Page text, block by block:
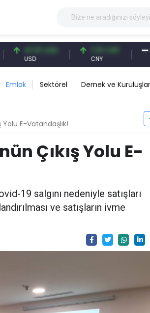
47,61 USD
USD
7,10 CNY
CNY
1,00
CNY/
Emlak Sektörel Dernek ve Kuruluşlar
E-Vatandaşlık!
Çıkış Yolu E-
19 salgını nedeniyle satışları
ve satışların ivme